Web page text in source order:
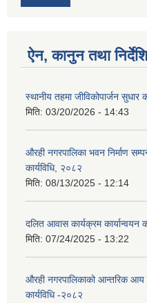
ऐन, कानुन तथा
स्थानीय तहमा जीविकोपार्जन
मिति: 03/20/2026 - 14:43
औरही नगरपालिका भवन निर्माण
कार्यविधि, २०८२
मिति: 08/13/2025 - 12:14
दलित आवास कार्यक्रम कार्यान्वयन
मिति: 07/24/2025 - 13:22
औरही नगरपालिकाको आन्तरिक
कार्यविधि -२०८२